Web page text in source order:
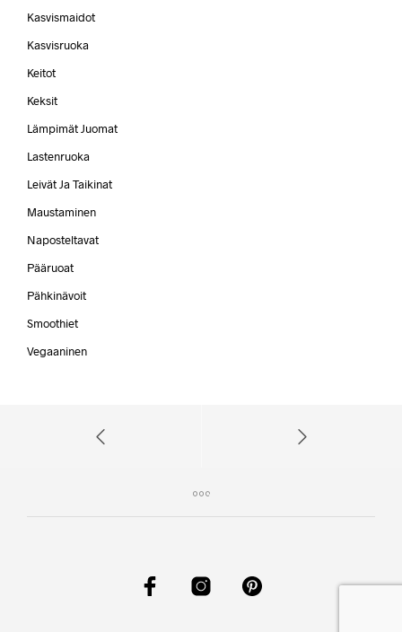
Kasvismaidot
Kasvisruoka
Keitot
Keksit
Lämpimät Juomat
Lastenruoka
Leivät Ja Taikinat
Maustaminen
Naposteltavat
Pääruoat
Pähkinävoit
Smoothiet
Vegaaninen